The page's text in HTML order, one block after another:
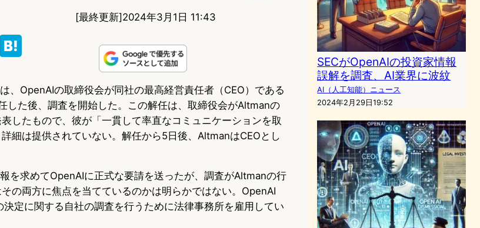
[最終更新]2024年3月1日 11:43
t
e
n
、OpenAIの取締役会が同社の最高経営責任者（CEO）である
した後、調査を開始した。この解任は、取締役会がAltmanの
したもので、彼が「一貫して率直なコミュニケーションを取
細は提供されていない。解任から5日後、AltmanはCEOとし
を求めてOpenAIに正式な要請を送ったが、調査がAltmanの行
の両方に焦点を当てているのかは明らかではない。OpenAI
定に関する自社の調査を行うために法律事務所を雇用してい
SECがOpenAIの投資家情報
誤解を調査、AI業界に波紋
AI（人工知能）ニュース
2024年2月29日19:52